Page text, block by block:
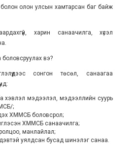
болон олон улсын хамтарсан баг байж
харин санаачилга, хүсэл
вэ?
сонгон төсөл, санаагаа
хэвлэл мэдээлэл, мэдээллийн суурь
;
ХММСБ боловсрол;
ХММСБ санаачилга;
манлайлал;
уялдсан бусад шинэлэг санаа.